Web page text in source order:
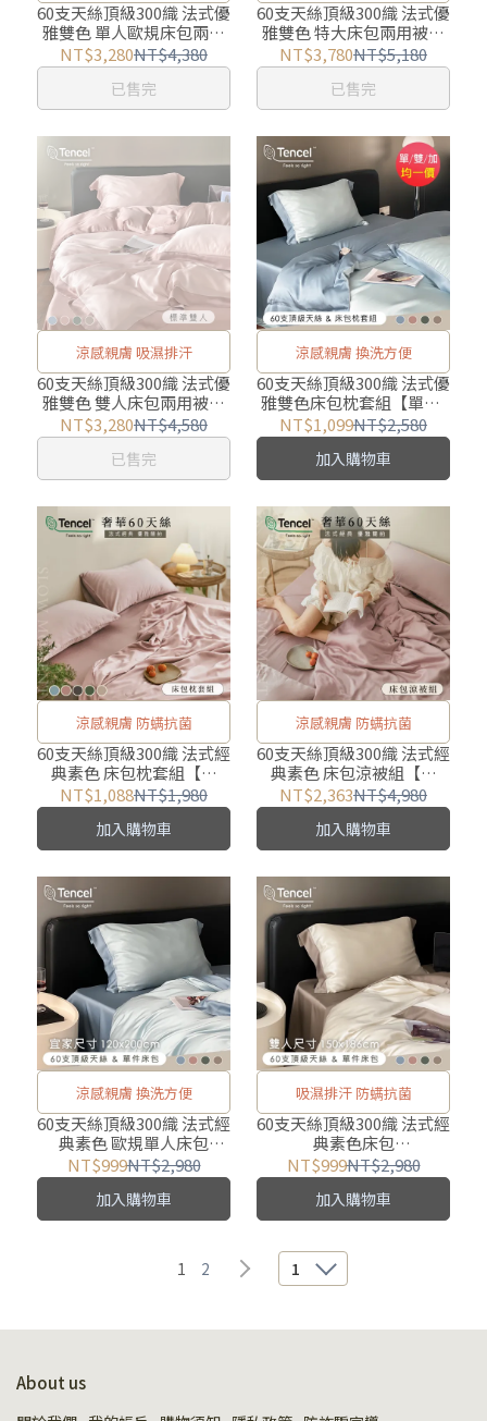
60支天絲頂級300織 法式優
雅雙色 單人歐規床包兩用
被三件組【任選】宜家尺
寸
NT$3,280NT$4,380
已售完
60支天絲頂級300織 法式優
雅雙色 特大床包兩用被四
件組【任選】
NT$3,780NT$5,180
已售完
涼感親膚 吸濕排汗
60支天絲頂級300織 法式優
雅雙色 雙人床包兩用被四
件組【任選】
NT$3,280NT$4,580
已售完
涼感親膚 換洗方便
60支天絲頂級300織 法式優
雅雙色床包枕套組【單人/
雙人/加大 均一價】
NT$1,099NT$2,580
加入購物車
涼感親膚 防螨抗菌
60支天絲頂級300織 法式經
典素色 床包枕套組【任
選】
NT$1,088NT$1,980
加入購物車
涼感親膚 防螨抗菌
60支天絲頂級300織 法式經
典素色 床包涼被組【任
選】
NT$2,363NT$4,980
加入購物車
涼感親膚 換洗方便
60支天絲頂級300織 法式經
典素色 歐規單人床包
【120X200cm】宜家規格
NT$999NT$2,980
加入購物車
吸濕排汗 防螨抗菌
60支天絲頂級300織 法式經
典素色床包
【150X186cm】 雙人床包
NT$999NT$2,980
加入購物車
1 2 1
About us